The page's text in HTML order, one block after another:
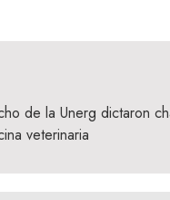
de la Unerg dictaron
veterinaria